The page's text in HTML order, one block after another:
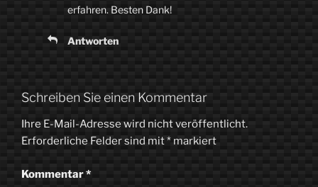
erfahren. Besten Dank!
Antworten
Schreiben Sie einen Kommentar
Ihre E-Mail-Adresse wird nicht veröffentlicht.
Erforderliche Felder sind mit* markiert
Kommentar*